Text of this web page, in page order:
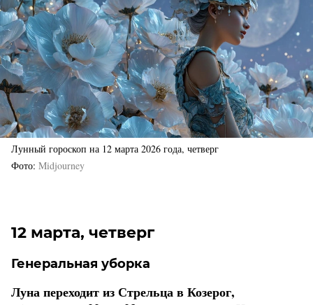
Лунный гороскоп на 12 марта 2026 года, четверг
Фото Midjourney
12 марта, четверг
Генеральная уборка
Луна переходит из Стрельца в Козерог,